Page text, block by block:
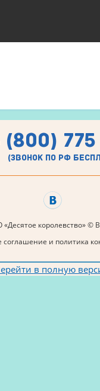
(800)
(звонок по рф
королевство» ©
соглашение и политика
в полную